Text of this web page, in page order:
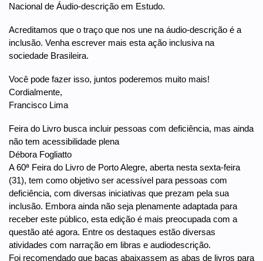
Nacional de Áudio-descrição em Estudo.
Acreditamos que o traço que nos une na áudio-descrição é a
inclusão. Venha escrever mais esta ação inclusiva na
sociedade Brasileira.
Você pode fazer isso, juntos poderemos muito mais!
Cordialmente,
Francisco Lima
Feira do Livro busca incluir pessoas com deficiência, mas ainda
não tem acessibilidade plena
Débora Fogliatto
A 60ª Feira do Livro de Porto Alegre, aberta nesta sexta-feira
(31), tem como objetivo ser acessível para pessoas com
deficiência, com diversas iniciativas que prezam pela sua
inclusão. Embora ainda não seja plenamente adaptada para
receber este público, esta edição é mais preocupada com a
questão até agora. Entre os destaques estão diversas
atividades com narração em libras e audiodescrição.
Foi recomendado que bacas abaixassem as abas de livros para